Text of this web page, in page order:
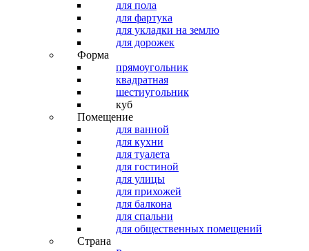
для пола
для фартука
для укладки на землю
для дорожек
Форма
прямоугольник
квадратная
шестиугольник
куб
Помещение
для ванной
для кухни
для туалета
для гостиной
для улицы
для прихожей
для балкона
для спальни
для общественных помещений
Страна